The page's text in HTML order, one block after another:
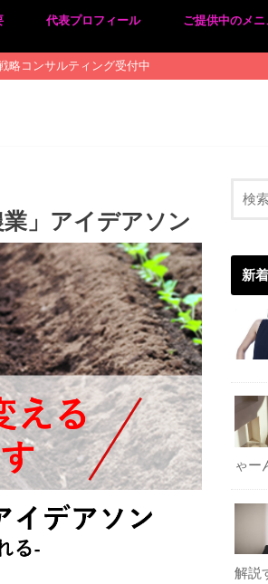
代表プロフィール ご提供中のメニ
略コンサルティング受付中
」アイデアソン
新
ゃー
解説